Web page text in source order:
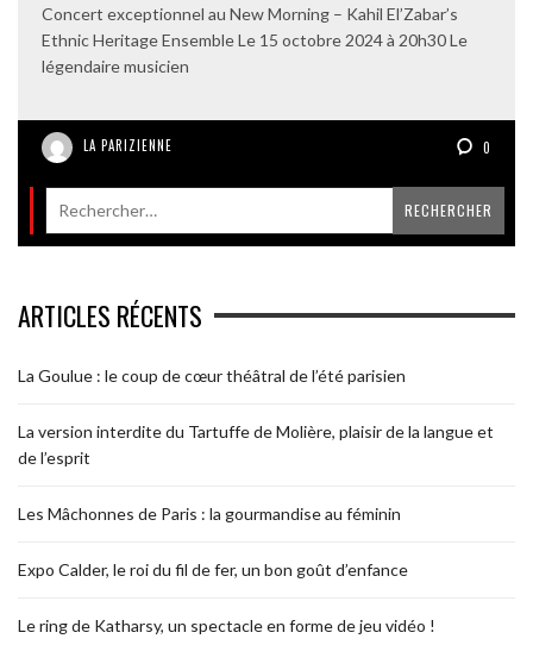
Concert exceptionnel au New Morning – Kahil El’Zabar’s
Ethnic Heritage Ensemble Le 15 octobre 2024 à 20h30 Le
légendaire musicien
LA PARIZIENNE 0
ARTICLES RÉCENTS
La Goulue : le coup de cœur théâtral de l’été parisien
La version interdite du Tartuffe de Molière, plaisir de la langue et
de l’esprit
Les Mâchonnes de Paris : la gourmandise au féminin
Expo Calder, le roi du fil de fer, un bon goût d’enfance
Le ring de Katharsy, un spectacle en forme de jeu vidéo !